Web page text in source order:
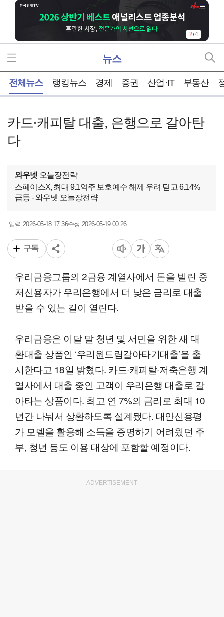
2/4
뉴스
전체뉴스 랭킹뉴스 경제 증권 산업·IT 부동산
카드·캐피탈 대출, 은행으로 갈아탄
다
와우넷 오늘장전략
스페이스X, 최대 9.1억주 보호예수 해제 우려 딛고 6.14%
급등 - 와우넷 오늘장전략
입력 2026-05-18 17:36수정 2026-05-19 00:26
구독
우리금융그룹의 2금융 계열사에서 돈을 빌린 중
저신용자가 우리은행에서 더 낮은 금리로 대출
받을 수 있는 길이 열린다.
우리금융은 이달 말 청년 및 서민을 위한 새 대
환대출 상품인 ‘우리원드림갈아타기대출’을 출
시한다고 18일 밝혔다. 카드·캐피탈·저축은행 계
열사에서 대출 중인 고객이 우리은행 대출로 갈
아타는 상품이다. 최고 연 7%의 금리로 최대 10
년간 나눠서 상환하도록 설계됐다. 대안신용평
가 모델을 활용해 소득을 증명하기 어려웠던 주
부, 청년 등도 이용 대상에 포함할 예정이다.
ADVERTISEMENT